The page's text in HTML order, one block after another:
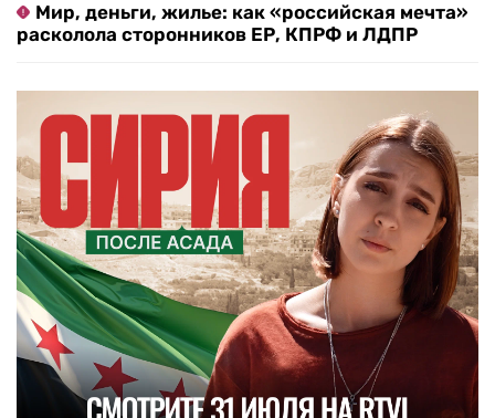
Мир, деньги, жилье: как «российская мечта»
расколола сторонников ЕР, КПРФ и ЛДПР